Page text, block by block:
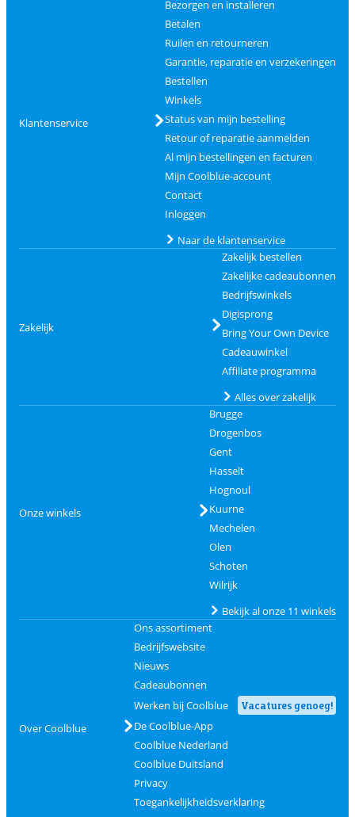
Klantenservice
Bezorgen en installeren
Betalen
Ruilen en retourneren
Garantie, reparatie en verzekeringen
Bestellen
Winkels
Status van mijn bestelling
Retour of reparatie aanmelden
Al mijn bestellingen en facturen
Mijn Coolblue-account
Contact
Inloggen
Naar de klantenservice
Zakelijk
Zakelijk bestellen
Zakelijke cadeaubonnen
Bedrijfswinkels
Digisprong
Bring Your Own Device
Cadeauwinkel
Affiliate programma
Alles over zakelijk
Onze winkels
Brugge
Drogenbos
Gent
Hasselt
Hognoul
Kuurne
Mechelen
Olen
Schoten
Wilrijk
Bekijk al onze 11 winkels
Over Coolblue
Ons assortiment
Bedrijfswebsite
Nieuws
Cadeaubonnen
Werken bij Coolblue
Vacatures genoeg!
De Coolblue-App
Coolblue Nederland
Coolblue Duitsland
Privacy
Toegankelijkheidsverklaring